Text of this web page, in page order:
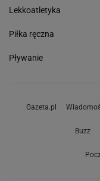
Lekkoatletyka
Piłka ręczna
Pływanie
Gazeta.pl
Buzz